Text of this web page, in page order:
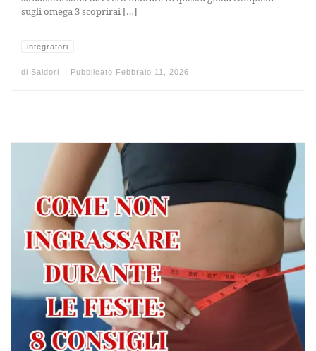
sugli omega 3 scoprirai […]
integratori
di Saidori Pubblicato Febbraio 11, 2026